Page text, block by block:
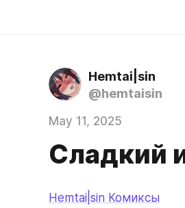
Hemtai|sin
@hemtaisin
May 11, 2025
Сладкий
Hemtai|sin Комиксы